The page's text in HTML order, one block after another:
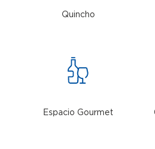
Quincho
Espacio Gourmet